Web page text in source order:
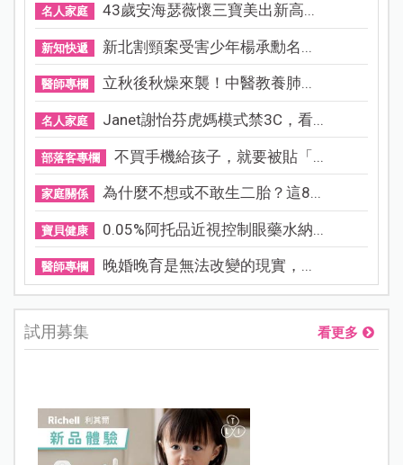
名人家庭 43歲安海瑟薇懷三寶美出新高...
新知快遞 新北割頸案受害少年楊承勳名...
醫師專欄 立秋後秋燥來襲！中醫教養肺...
名人家庭 Janet謝怡芬虎媽模式禁3C，看...
部落客專欄 不買手機給孩子，就要被貼「...
家庭關係 為什麼不想或不敢生二胎？這8...
寶貝健康 0.05%阿托品近視控制眼藥水納...
醫師專欄 晚婚晚育是無法改變的現實，...
試用募集 看更多